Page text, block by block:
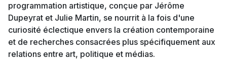
programmation artistique, conçue par Jérôme
Dupeyrat et Julie Martin, se nourrit à la fois d'une
curiosité éclectique envers la création contemporaine
et de recherches consacrées plus spécifiquement aux
relations entre art, politique et médias.